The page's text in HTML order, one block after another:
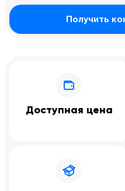
Получить
Доступная цена